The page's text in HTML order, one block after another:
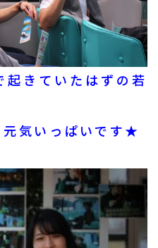
きていたはずの若
元気いっぱいです★